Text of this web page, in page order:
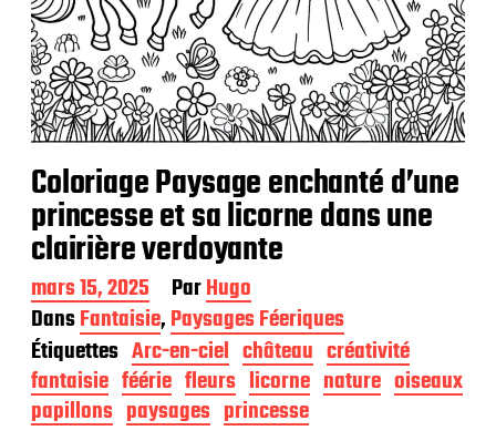
Coloriage Paysage enchanté d’une
princesse et sa licorne dans une
clairière verdoyante
D
a
t
e
d
e
p
mars 15, 2025 ParHugo
DansFantaisie,Paysages Féeriques
Étiquettes Arc-en-ciel château créativité
fantaisie féérie fleurs licorne nature oiseaux
papillons paysages princesse